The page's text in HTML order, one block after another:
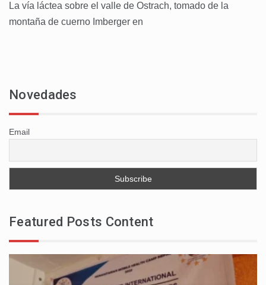
La vía láctea sobre el valle de Ostrach, tomado de la
montaña de cuerno Imberger en
Novedades
Email
Featured Posts Content